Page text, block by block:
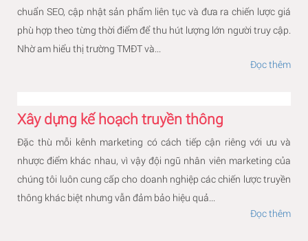
chuẩn SEO, cập nhật sản phẩm liên tục và đưa ra chiến lược giá
phù hợp theo từng thời điểm để thu hút lượng lớn người truy cập.
Nhờ am hiểu thị trường TMĐT và...
Đọc thêm
Xây dựng kế hoạch truyền thông
Đặc thù mỗi kênh marketing có cách tiếp cận riêng với ưu và
nhược điểm khác nhau, vì vậy đội ngũ nhân viên marketing của
chúng tôi luôn cung cấp cho doanh nghiệp các chiến lược truyền
thông khác biệt nhưng vẫn đảm bảo hiệu quả...
Đọc thêm